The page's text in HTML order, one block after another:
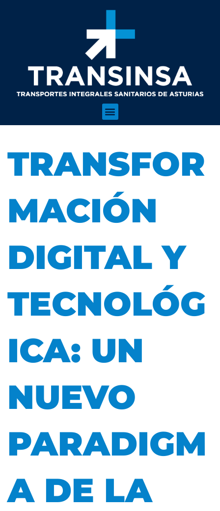
TRANSFOR
MACIÓN
DIGITAL Y
TECNOLÓG
ICA: UN
NUEVO
PARADIGM
A DE LA